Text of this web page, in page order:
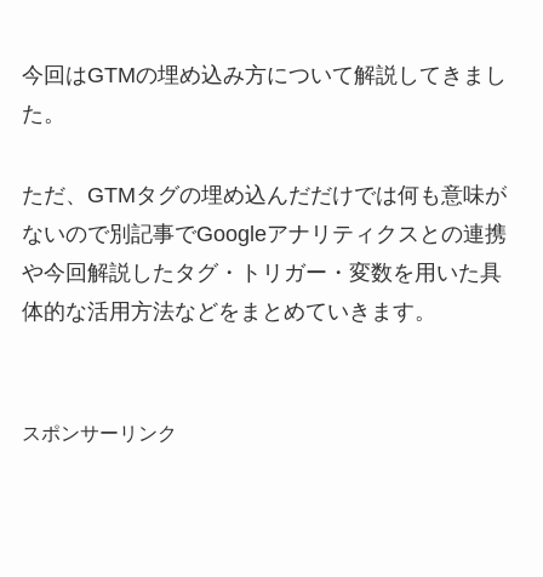
今回はGTMの埋め込み方について解説してきまし
た。
ただ、GTMタグの埋め込んだだけでは何も意味が
ないので別記事でGoogleアナリティクスとの連携
や今回解説したタグ・トリガー・変数を用いた具
体的な活用方法などをまとめていきます。
スポンサーリンク